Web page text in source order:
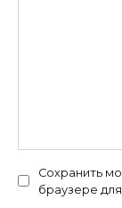
Сохранить
браузере